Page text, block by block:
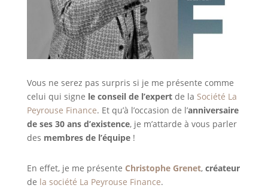
Vous ne serez pas surpris si je me présente comme
celui qui signe le conseil de l’expertde la Société La
Peyrouse Finance. Et qu’à l’occasion de l’anniversaire
de ses 30 ans d’existence, je m’attarde à vous parler
des membres de l’équipe!
En effet, je me présente Christophe Grenet, créateur
de la société La Peyrouse Finance.